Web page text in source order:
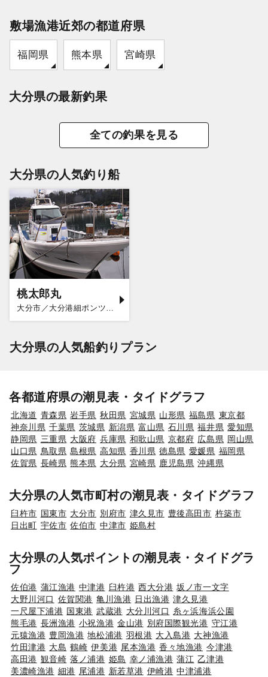
敷場漁港近郊の都道府県
福岡県 熊本県 宮崎県
大分県の最新釣果
全ての釣果を見る
大分県の人気釣り船
桃太郎丸
大分県の人気船釣りプラン
各都道府県の潮見表・タイドグラフ
北海道 青森県 岩手県 秋田県 宮城県 山形県 福島県 東京都
神奈川県 千葉県 茨城県 新潟県 富山県 石川県 福井県 愛知県
静岡県 三重県 大阪府 兵庫県 和歌山県 京都府 広島県 岡山県
山口県 鳥取県 島根県 高知県 香川県 徳島県 愛媛県 福岡県
佐賀県 長崎県 熊本県 大分県 宮崎県 鹿児島県 沖縄県
大分県の人気市町村の潮見表・タイドグラフ
臼杵市 国東市 大分市 別府市 津久見市 豊後高田市 杵築市
日出町 宇佐市 佐伯市 中津市 姫島村
大分県の人気ポイントの潮見表・タイドグラ
フ
佐伯港 蒲江漁港 中津港 臼杵港 西大分港 坂ノ市一文字
大野川河口 佐賀関港 亀川漁港 日出漁港 津久見港
一尺屋下浦港 国東港 武蔵港 大分川河口 糸ヶ浜海浜公園
熊毛港 長洲漁港 小祝漁港 金山港 別府国際観光港 守江港
元猿漁港 豊岡漁港 地松浦港 羽根港 大入島港 大神漁港
竹田津港 大島 鶴崎 伊美港 尾本漁港 香々地漁港 今津港
高田港 観音崎 落ノ浦港 姫島 幸ノ浦漁港 蒲江 乙津港
美濃崎漁港 細港 尾浦港 新若草港 伊崎港 中津浦港